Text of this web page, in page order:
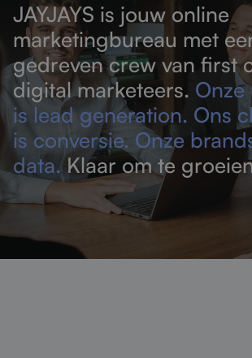
JAYJAYS is jouw online
marketingbureau met
gedreven crew van first
digital marketeers.
is lead generation. Ons
is conversie. Onze
data.Klaar om te